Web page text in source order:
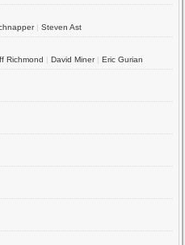
|Steven Ast
Richmond |David Miner|Eric Gurian